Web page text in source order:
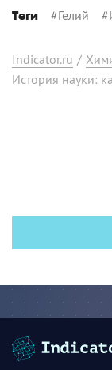
Теги #Гелий #
Indicator.ru /
История науки: